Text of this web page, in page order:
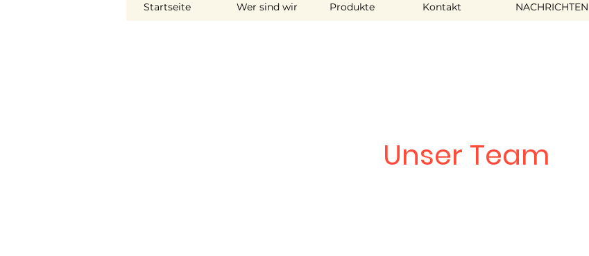
Startseite Wer sind wir Produkte Kontakt NACHRICHTEN
Unser Team